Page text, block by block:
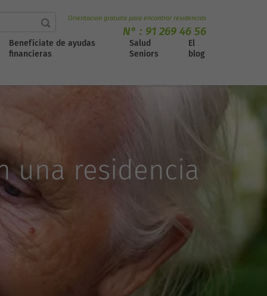
Orientacion gratuita para encontrar residencias
N° : 91 269 46 56
Benefíciate de ayudas
financieras
Salud
Seniors
El
blog
una residencia